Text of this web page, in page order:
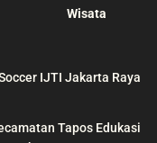
Wisata
IJTI Jakarta Raya
Tapos Edukasi
:
content/themes/